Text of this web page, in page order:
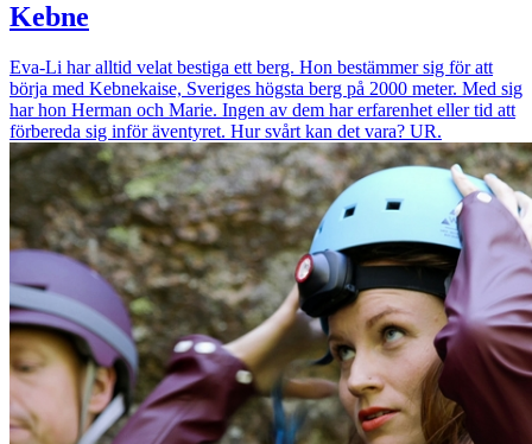
Kebne
Eva-Li har alltid velat bestiga ett berg. Hon bestämmer sig för att
börja med Kebnekaise, Sveriges högsta berg på 2000 meter. Med sig
har hon Herman och Marie. Ingen av dem har erfarenhet eller tid att
förbereda sig inför äventyret. Hur svårt kan det vara? UR.